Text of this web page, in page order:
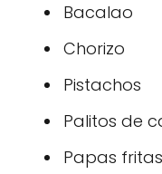
Bacalao
Chorizo
Pistachos
Palitos de
Papas fritas